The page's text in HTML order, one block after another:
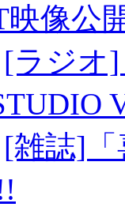
映像公
[ラジオ]
[雑誌]「